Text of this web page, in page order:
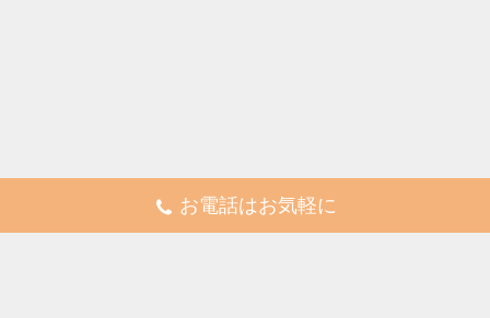
お電話はお気軽に